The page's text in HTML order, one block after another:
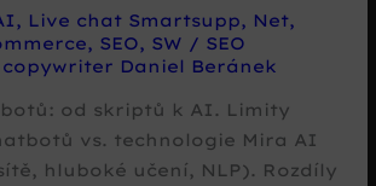
, Live chat Smartsupp, Net,
, SEO, SW / SEO
Daniel Beránek
od skriptů k AI. Limity
vs. technologie Mira AI
hluboké učení, NLP). Rozdíly